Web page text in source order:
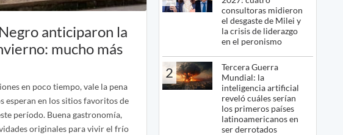
anticiparon la
mucho más
en poco tiempo, vale la pena
esperan en los sitios favoritos de
período. Buena gastronomía,
originales para vivir el frío
consultoras midieron
el desgaste de Milei y
la crisis de liderazgo
en el peronismo
2
Tercera Guerra
Mundial: la
inteligencia artificial
reveló cuáles serían
los primeros países
latinoamericanos en
ser derrotados